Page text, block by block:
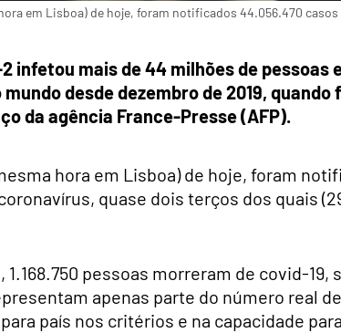
hora em Lisboa) de hoje, foram notificados 44.056.470
2 infetou mais de 44 milhões de pessoas
desde dezembro de 2019,
da agência France-Presse (AFP).
hora em Lisboa) de hoje, foram
quase dois terços dos quais
pessoas morreram de covid-19,
apenas parte do número real
país nos critérios e na capacidade